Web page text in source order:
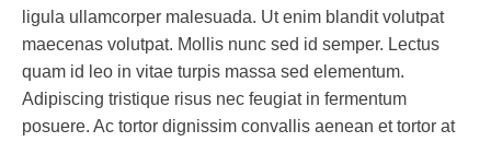
ligula ullamcorper malesuada. Ut enim blandit volutpat
maecenas volutpat. Mollis nunc sed id semper. Lectus
quam id leo in vitae turpis massa sed elementum.
Adipiscing tristique risus nec feugiat in fermentum
posuere. Ac tortor dignissim convallis aenean et tortor at